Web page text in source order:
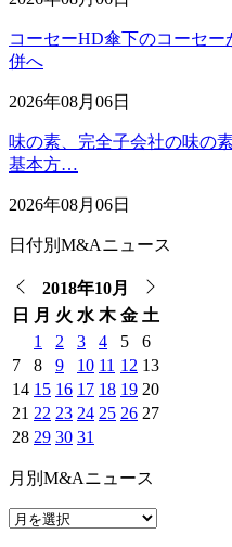
コーセーHD傘下のコーセ
併へ
2026年08月06日
味の素、完全子会社の味の
基本方…
2026年08月06日
日付別M&Aニュース
2018年10月
日
月 火 水 木 金 土
1
2 3 4 5
6
7
8 9 10 11 12 13
14 15 16 17 18 19 20
21 22 23 24 25 26 27
28 29 30 31
月別M&Aニュース